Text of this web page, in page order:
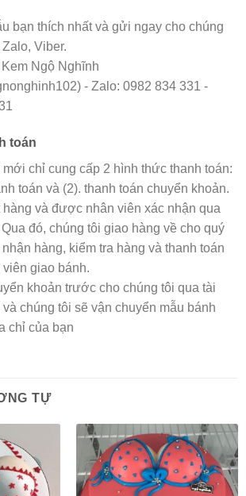
bạn thích nhất và gửi ngay cho chúng
Viber.
Ngộ Nghĩnh
- Zalo: 0982 834 331 -
toán
mới chỉ cung cấp 2 hình thức thanh toán:
toán và (2). thanh toán chuyển khoản.
hàng và được nhân viên xác nhận qua
đó, chúng tôi giao hàng về cho quý
hàng, kiểm tra hàng và thanh toán
giao bánh.
khoản trước cho chúng tôi qua tài
chúng tôi sẽ vận chuyển mẫu bánh
chỉ của bạn
TỰ